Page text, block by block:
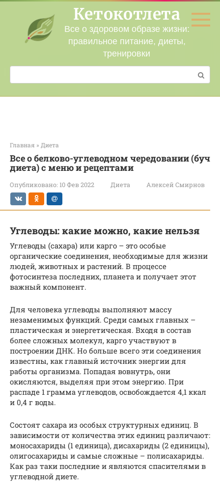
Перейти
контенту
Кетокотлета
Все о здоровом образе жизни:
правильное питание, диеты,
тренировки
Поиск:
Главная » Диета
Все о белково-углеводном чередовании (буч
диета) с меню и рецептами
Опубликовано: 10 Фев 2022 Диета Алексей Смирнов
Углеводы: какие можно, какие нельзя
Углеводы (сахара) или карго – это особые
органические соединения, необходимые для жизни
людей, животных и растений. В процессе
фотосинтеза последних, планета и получает этот
важный компонент.
Для человека углеводы выполняют массу
незаменимых функций. Среди самых главных –
пластическая и энергетическая. Входя в состав
более сложных молекул, карго участвуют в
построении ДНК. Но больше всего эти соединения
известны, как главный источник энергии для
работы организма. Попадая вовнутрь, они
окисляются, выделяя при этом энергию. При
распаде 1 грамма углеводов, освобождается 4,1 ккал
и 0,4 г воды.
Состоят сахара из особых структурных единиц. В
зависимости от количества этих единиц различают:
моносахариды (1 единица), дисахариды (2 единицы),
олигосахариды и самые сложные – полисахариды.
Как раз таки последние и являются спасителями в
углеводной диете.